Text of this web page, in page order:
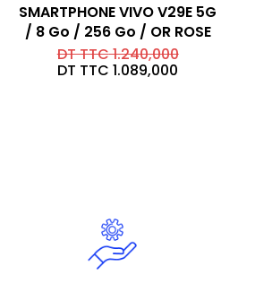
SMARTPHONE VIVO V29E 5G
/ 8 Go / 256 Go / OR ROSE
DT TTC1.240,000Le
DT TTC 1.089,000